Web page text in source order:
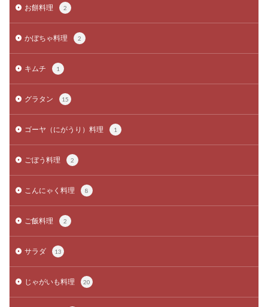
お餅料理 2
かぼちゃ料理 2
キムチ 1
グラタン 15
ゴーヤ（にがうり）料理 1
ごぼう料理 2
こんにゃく料理 8
ご飯料理 2
サラダ 13
じゃがいも料理 20